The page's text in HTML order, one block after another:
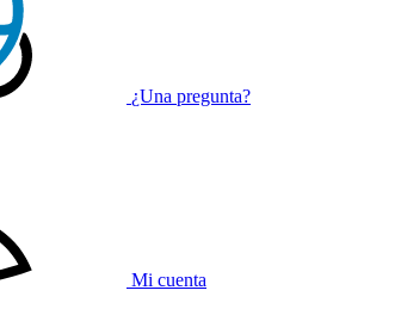
¿Una pregunta?
Mi cuenta